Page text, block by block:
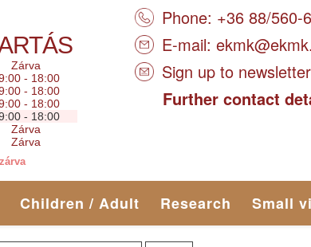
Zárva
- 18:00
- 18:00
- 18:00
- 18:00
Zárva
Zárva
Phone: +36 88/560-
E-mail:
Sign up to newsletter
Further contact
Children / Adult Research Small